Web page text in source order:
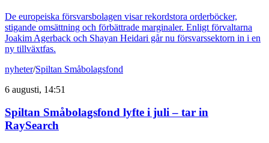
De europeiska försvarsbolagen visar rekordstora orderböcker,
stigande omsättning och förbättrade marginaler. Enligt förvaltarna
Joakim Agerback och Shayan Heidari går nu försvarssektorn in i en
ny tillväxtfas.
nyheter/Spiltan Småbolagsfond
6 augusti, 14:51
Spiltan Småbolagsfond lyfte i juli – tar in
RaySearch